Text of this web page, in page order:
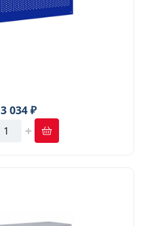
3 034 ₽